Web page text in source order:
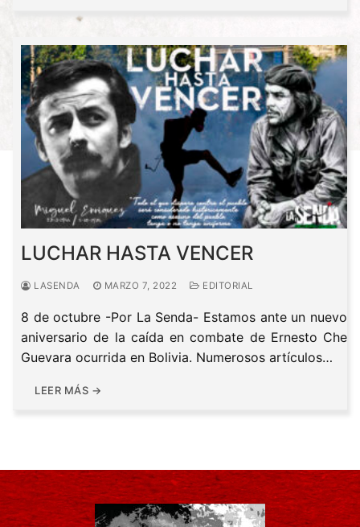
LUCHAR HASTA VENCER
LASENDA MARZO 7, 2022 EDITORIAL
8 de octubre -Por La Senda- Estamos ante un nuevo
aniversario de la caída en combate de Ernesto Che
Guevara ocurrida en Bolivia. Numerosos artículos…
LEER MÁS →